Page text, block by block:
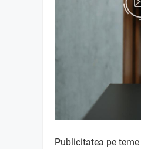
Publicitatea pe